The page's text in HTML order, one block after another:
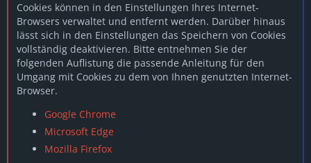
Cookies können in den Einstellungen Ihres Internet-
Browsers verwaltet und entfernt werden. Darüber hinaus
lässt sich in den Einstellungen das Speichern von Cookies
vollständig deaktivieren. Bitte entnehmen Sie der
folgenden Auflistung die passende Anleitung für den
Umgang mit Cookies zu dem von Ihnen genutzten Internet-
Browser.
Google Chrome
Microsoft Edge
Mozilla Firefox